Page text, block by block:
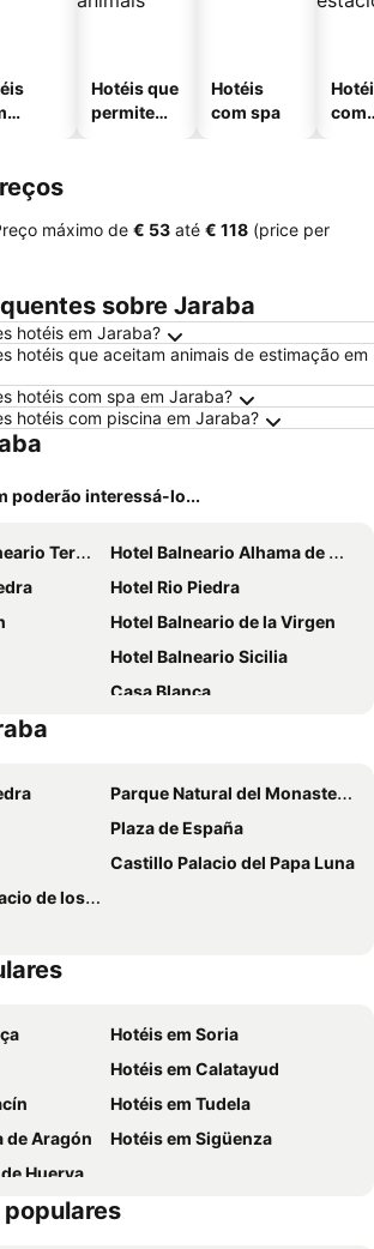
Hotéis que
permitem
Hotéis
com spa
com
máximo de ‎€ 53 até ‎€ 118 (price per
sobre Jaraba
hotéis em Jaraba?
hotéis que aceitam animais de estimação em
hotéis com spa em Jaraba?
hotéis com piscina em Jaraba?
poderão interessá-lo...
Pallares
Hotel Balneario Alhama de Aragón
Hotel Rio Piedra
Hotel Balneario de la Virgen
Hotel Balneario Sicilia
Casa Blanca
Parque Natural del Monasterio de Piedra
Plaza de España
Castillo Palacio del Papa Luna
Vega de Arias
Hotéis em Soria
Hotéis em Calatayud
Hotéis em Tudela
de Aragón
Hotéis em Sigüenza
Huerva